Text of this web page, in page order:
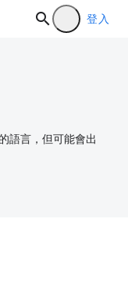
登入
語言，但可能會出